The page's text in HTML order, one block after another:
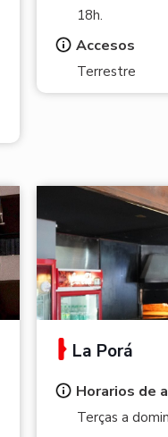
18h.
Accesos
Terrestre
La Porá
Horarios de
Terças a